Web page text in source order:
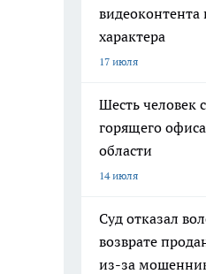
характера
17 июля
Шесть человек
горящего
области
14 июля
Суд отказал
возврате
из-за